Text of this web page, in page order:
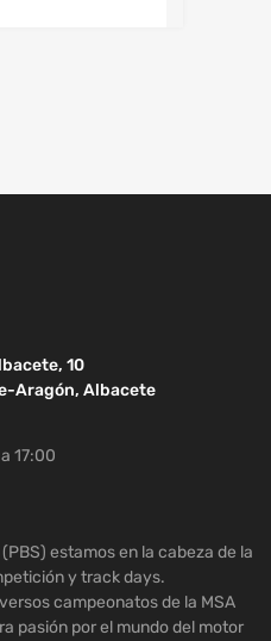
10
Aragón, Albacete
17:00
estamos en la cabeza de la
y track days.
campeonatos de la MSA
pasión por el mundo del motor